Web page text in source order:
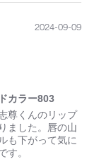
カラー803
尊くんのリップ
ました。唇の山
も下がって気に
す。
2024-09-09